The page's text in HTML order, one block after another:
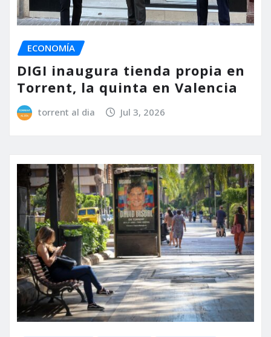
ECONOMÍA
DIGI inaugura tienda propia en
Torrent, la quinta en Valencia
torrent al dia Jul 3, 2026